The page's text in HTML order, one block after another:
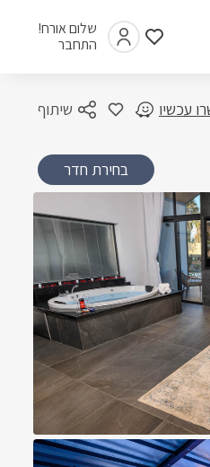
שלום אורח!
התחבר
שיתוף עכשיו
בחירת חדר